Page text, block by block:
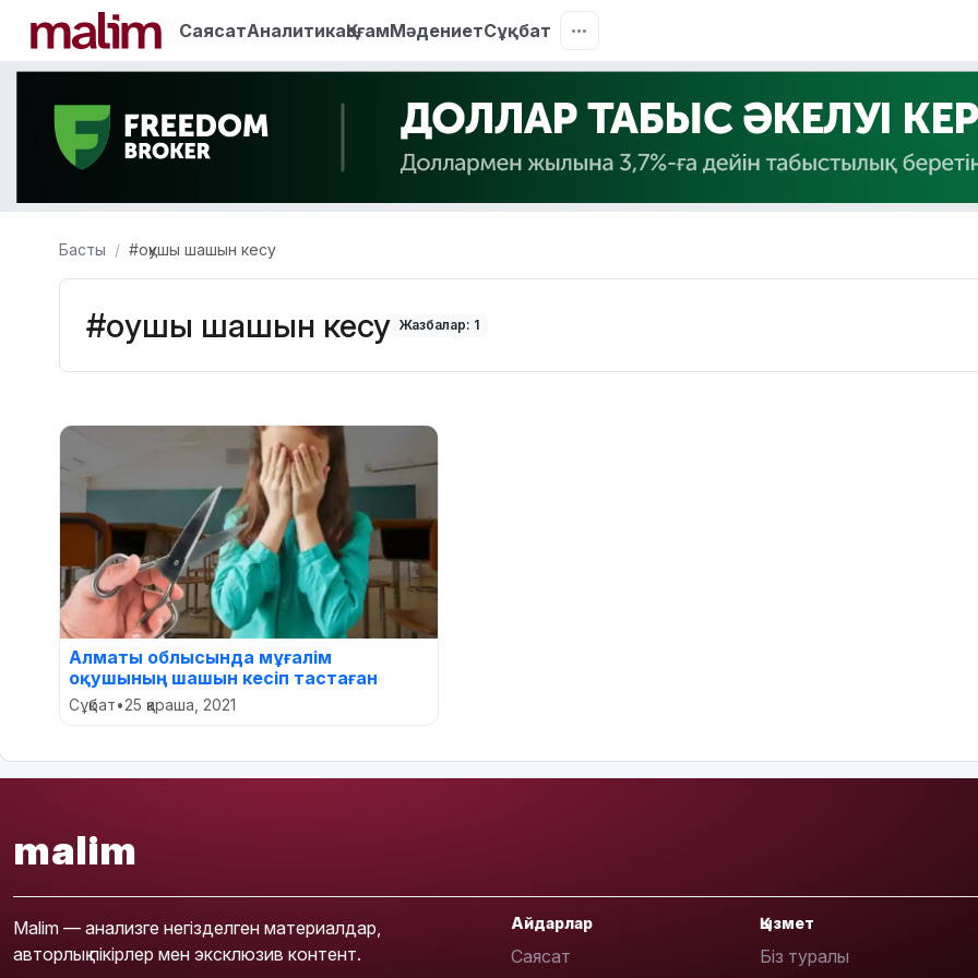
СаясатАналитикаҚоғамМәдениетСұқбат
Басты #оқушы шашын кесу
#оқушы шашын кесу Жазбалар: 1
Алматы облысында мұғалім
оқушының шашын кесіп тастаған
Сұқбат•25 қараша, 2021
malim
Malim — анализге негізделген материалдар,
авторлық пікірлер мен эксклюзив контент.
Айдарлар
Саясат
Қызмет
Біз туралы